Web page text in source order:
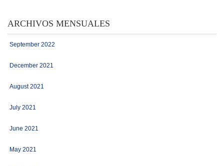
ARCHIVOS MENSUALES
September 2022
December 2021
August 2021
July 2021
June 2021
May 2021